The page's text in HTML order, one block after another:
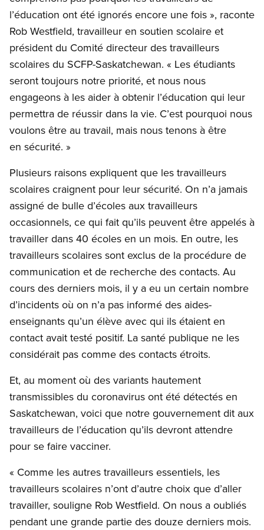
l’éducation ont été ignorés encore une fois », raconte
Rob Westfield, travailleur en soutien scolaire et
président du Comité directeur des travailleurs
scolaires du SCFP-Saskatchewan. « Les étudiants
seront toujours notre priorité, et nous nous
engageons à les aider à obtenir l’éducation qui leur
permettra de réussir dans la vie. C’est pourquoi nous
voulons être au travail, mais nous tenons à être
en sécurité. »
Plusieurs raisons expliquent que les travailleurs
scolaires craignent pour leur sécurité. On n’a jamais
assigné de bulle d’écoles aux travailleurs
occasionnels, ce qui fait qu’ils peuvent être appelés à
travailler dans 40 écoles en un mois. En outre, les
travailleurs scolaires sont exclus de la procédure de
communication et de recherche des contacts. Au
cours des derniers mois, il y a eu un certain nombre
d’incidents où on n’a pas informé des aides-
enseignants qu’un élève avec qui ils étaient en
contact avait testé positif. La santé publique ne les
considérait pas comme des contacts étroits.
Et, au moment où des variants hautement
transmissibles du coronavirus ont été détectés en
Saskatchewan, voici que notre gouvernement dit aux
travailleurs de l’éducation qu’ils devront attendre
pour se faire vacciner.
« Comme les autres travailleurs essentiels, les
travailleurs scolaires n’ont d’autre choix que d’aller
travailler, souligne Rob Westfield. On nous a oubliés
pendant une grande partie des douze derniers mois.